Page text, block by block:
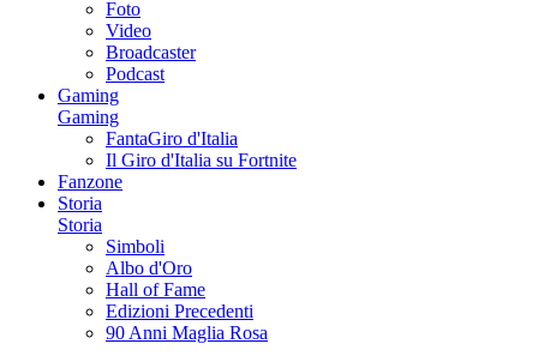
Foto
Video
Broadcaster
Podcast
Gaming
Gaming
FantaGiro d'Italia
Il Giro d'Italia su Fortnite
Fanzone
Storia
Storia
Simboli
Albo d'Oro
Hall of Fame
Edizioni Precedenti
90 Anni Maglia Rosa